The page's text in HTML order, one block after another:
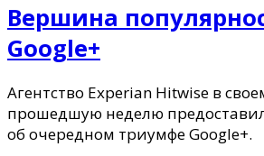
Вершина
Google+
Агентство Experian Hitwise в
прошедшую неделю
об очередном триумфе Google+.